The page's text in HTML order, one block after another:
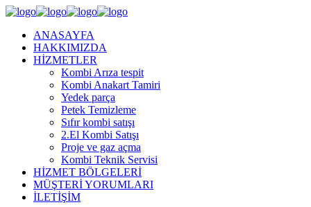
ANASAYFA
HAKKIMIZDA
HİZMETLER
Kombi Arıza tespit
Kombi Anakart Tamiri
Yedek parça
Petek Temizleme
Sıfır kombi satışı
2.El Kombi Satışı
Proje ve gaz açma
Kombi Teknik Servisi
HİZMET BÖLGELERİ
MÜŞTERİ YORUMLARI
İLETİŞİM